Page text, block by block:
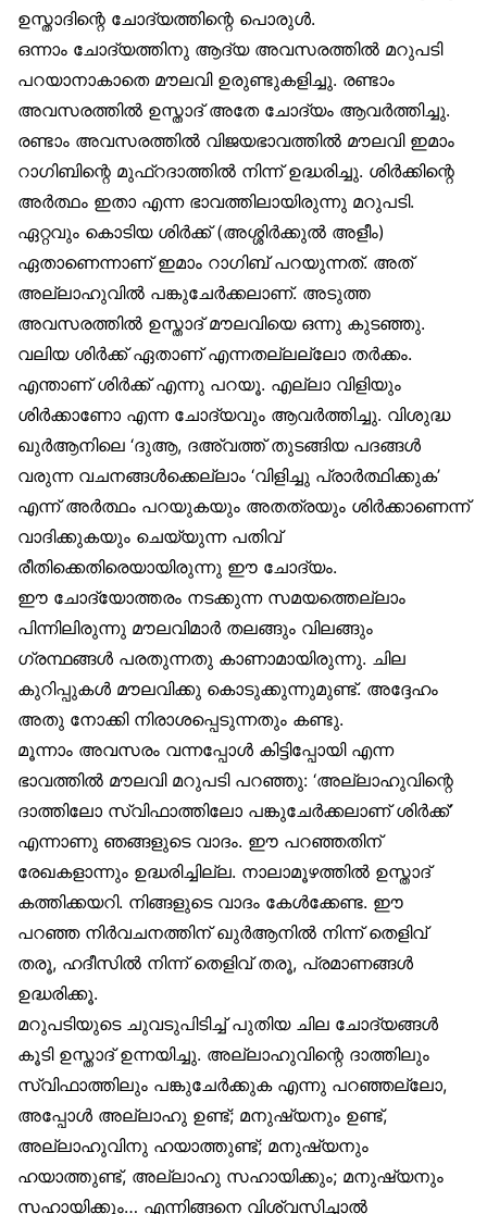
ഉസ്താദിന്റെ ചോദ്യത്തിന്റെ പൊരുൾ.
ഒന്നാം ചോദ്യത്തിനു ആദ്യ അവസരത്തിൽ മറുപടി
പറയാനാകാതെ മൗലവി ഉരുണ്ടുകളിച്ചു. രണ്ടാം
അവസരത്തിൽ ഉസ്താദ് അതേ ചോദ്യം ആവർത്തിച്ചു.
രണ്ടാം അവസരത്തിൽ വിജയഭാവത്തിൽ മൗലവി ഇമാം
റാഗിബിന്റെ മുഫ്‌റദാത്തിൽ നിന്ന് ഉദ്ധരിച്ചു. ശിർക്കിന്റെ
അർത്ഥം ഇതാ എന്ന ഭാവത്തിലായിരുന്നു മറുപടി.
ഏറ്റവും കൊടിയ ശിർക്ക് (അശ്ശിർക്കുൽ അളീം)
ഏതാണെന്നാണ് ഇമാം റാഗിബ് പറയുന്നത്. അത്
അല്ലാഹുവിൽ പങ്കുചേർക്കലാണ്. അടുത്ത
അവസരത്തിൽ ഉസ്താദ് മൗലവിയെ ഒന്നു കുടഞ്ഞു.
വലിയ ശിർക്ക് ഏതാണ് എന്നതല്ലല്ലോ തർക്കം.
എന്താണ് ശിർക്ക് എന്നു പറയൂ. എല്ലാ വിളിയും
ശിർക്കാണോ എന്ന ചോദ്യവും ആവർത്തിച്ചു. വിശുദ്ധ
ഖുർആനിലെ ‘ദുആ, ദഅ്‌വത്ത് തുടങ്ങിയ പദങ്ങൾ
വരുന്ന വചനങ്ങൾക്കെല്ലാം ‘വിളിച്ചു പ്രാർത്ഥിക്കുക’
എന്ന് അർത്ഥം പറയുകയും അതത്രയും ശിർക്കാണെന്ന്
വാദിക്കുകയും ചെയ്യുന്ന പതിവ്
രീതിക്കെതിരെയായിരുന്നു ഈ ചോദ്യം.
ഈ ചോദ്യോത്തരം നടക്കുന്ന സമയത്തെല്ലാം
പിന്നിലിരുന്നു മൗലവിമാർ തലങ്ങും വിലങ്ങും
ഗ്രന്ഥങ്ങൾ പരതുന്നതു കാണാമായിരുന്നു. ചില
കുറിപ്പുകൾ മൗലവിക്കു കൊടുക്കുന്നുമുണ്ട്. അദ്ദേഹം
അതു നോക്കി നിരാശപ്പെടുന്നതും കണ്ടു.
മൂന്നാം അവസരം വന്നപ്പോൾ കിട്ടിപ്പോയി എന്ന
ഭാവത്തിൽ മൗലവി മറുപടി പറഞ്ഞു: ‘അല്ലാഹുവിന്റെ
ദാത്തിലോ സ്വിഫാത്തിലോ പങ്കുചേർക്കലാണ് ശിർക്ക്’
എന്നാണു ഞങ്ങളുടെ വാദം. ഈ പറഞ്ഞതിന്
രേഖകളാന്നും ഉദ്ധരിച്ചില്ല. നാലാമൂഴത്തിൽ ഉസ്താദ്
കത്തിക്കയറി. നിങ്ങളുടെ വാദം കേൾക്കേണ്ട. ഈ
പറഞ്ഞ നിർവചനത്തിന് ഖുർആനിൽ നിന്ന് തെളിവ്
തരൂ, ഹദീസിൽ നിന്ന് തെളിവ് തരൂ, പ്രമാണങ്ങൾ
ഉദ്ധരിക്കൂ.
മറുപടിയുടെ ചുവടുപിടിച്ച് പുതിയ ചില ചോദ്യങ്ങൾ
കൂടി ഉസ്താദ് ഉന്നയിച്ചു. അല്ലാഹുവിന്റെ ദാത്തിലും
സ്വിഫാത്തിലും പങ്കുചേർക്കുക എന്നു പറഞ്ഞല്ലോ,
അപ്പോൾ അല്ലാഹു ഉണ്ട്; മനുഷ്യനും ഉണ്ട്,
അല്ലാഹുവിനു ഹയാത്തുണ്ട്; മനുഷ്യനും
ഹയാത്തുണ്ട്, അല്ലാഹു സഹായിക്കും; മനുഷ്യനും
സഹായിക്കും… എന്നിങ്ങനെ വിശ്വസിച്ചാൽ